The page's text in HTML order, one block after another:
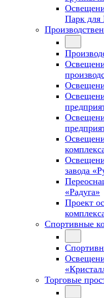
Парк для
завода
«Радуга»
Проект
Спортивные
Торговые